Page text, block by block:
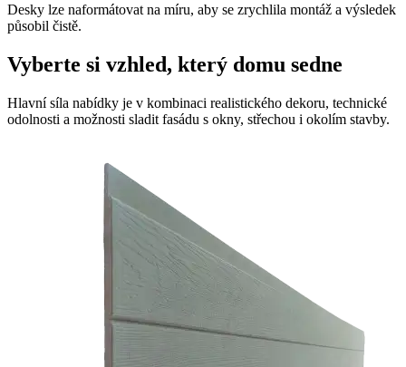
Desky lze naformátovat na míru, aby se zrychlila montáž a výsledek
působil čistě.
Vyberte si vzhled, který domu sedne
Hlavní síla nabídky je v kombinaci realistického dekoru, technické
odolnosti a možnosti sladit fasádu s okny, střechou i okolím stavby.